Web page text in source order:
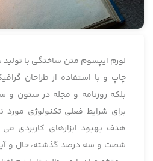
لورم ایپسوم متن ساختگی با
چاپ و با استفاده از طراحان
بلکه روزنامه و مجله در ستون و
برای شرایط فعلی تکنولوژی مورد
هدف بهبود ابزارهای کاربردی
شصت و سه درصد گذشته، حال و